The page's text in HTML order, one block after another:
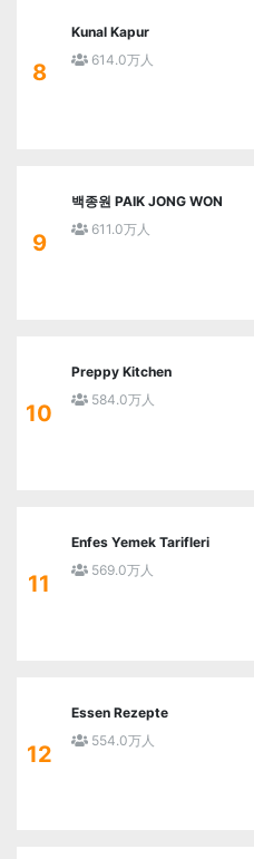
8
Kunal Kapur
614.0万人
9
백종원 PAIK JONG WON
611.0万人
10
Preppy Kitchen
584.0万人
11
Enfes Yemek Tarifleri
569.0万人
12
Essen Rezepte
554.0万人